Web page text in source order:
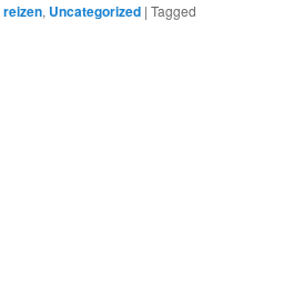
reizen, Uncategorized | Tagged